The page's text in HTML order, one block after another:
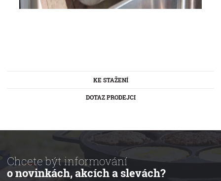
KE STAŽENÍ
DOTAZ PRODEJCI
Chcete být informování
o novinkách, akcích a slevách?